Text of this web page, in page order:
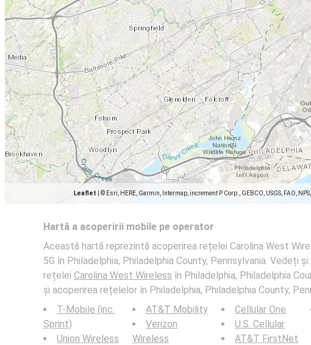
Leaflet © Esri, HERE, Garmin, Intermap, increment P Corp., GEBCO, USGS, FAO,
Hartă a acoperirii mobile pe operator
Această hartă reprezintă acoperirea rețelei Carolina West
5G în Philadelphia, Philadelphia County, Pennsylvania. Vedeți
rețelei Carolina West Wireless în Philadelphia, Philadelphia
și acoperirea rețelelor în Philadelphia, Philadelphia County,
T-Mobile (inc.
Sprint)
Union Wireless
AT&T Mobility
Verizon
Wireless
Cellular One
U.S. Cellular
AT&T FirstNet